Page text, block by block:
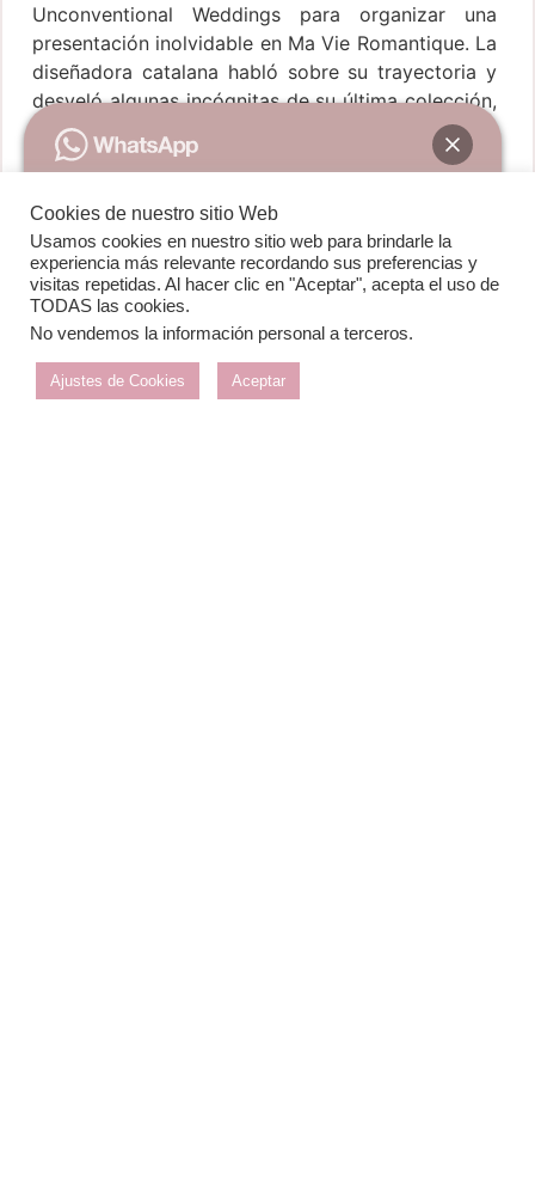
Unconventional Weddings para organizar una
presentación inolvidable en Ma Vie Romantique. La
diseñadora catalana habló sobre su trayectoria y
desveló algunas incógnitas de su última colección,
además para la ocasión la firma contó con una
pequeña muestra de zapatos creados por Serena
cada uno de sus diseños.
Cookies de nuestro sitio Web
Usamos cookies en nuestro sitio web para brindarle la
experiencia más relevante recordando sus preferencias y
visitas repetidas. Al hacer clic en "Aceptar", acepta el uso de
TODAS las cookies.
No vendemos la información personal a terceros.
Ajustes de Cookies Aceptar
Hola! En qué podemos ayudarte?
Abrir chat